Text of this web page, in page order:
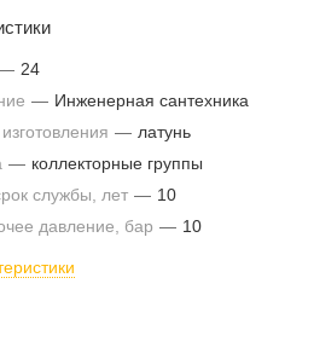
24
— Инженерная сантехника
— латунь
— коллекторные группы
службы, лет — 10
давление, бар — 10